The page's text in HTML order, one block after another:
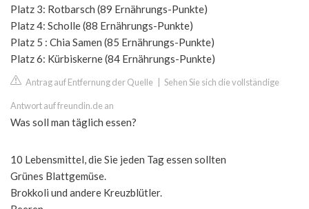
Platz 3: Rotbarsch (89 Ernährungs-Punkte)
Platz 4: Scholle (88 Ernährungs-Punkte)
Platz 5 : Chia Samen (85 Ernährungs-Punkte)
Platz 6: Kürbiskerne (84 Ernährungs-Punkte)
Antrag auf Entfernung der Quelle Sehen Sie sich die vollständige
Antwort auf freundin.de an
Was soll man täglich essen?
10 Lebensmittel, die Sie jeden Tag essen sollten
Grünes Blattgemüse.
Brokkoli und andere Kreuzblütler.